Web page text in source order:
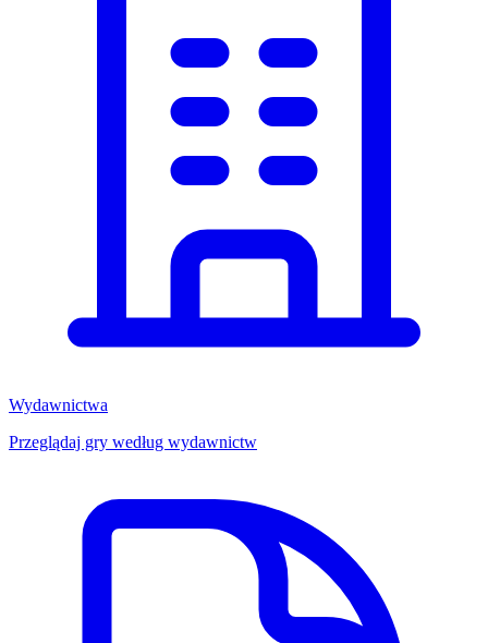
Wydawnictwa
Przeglądaj gry według wydawnictw